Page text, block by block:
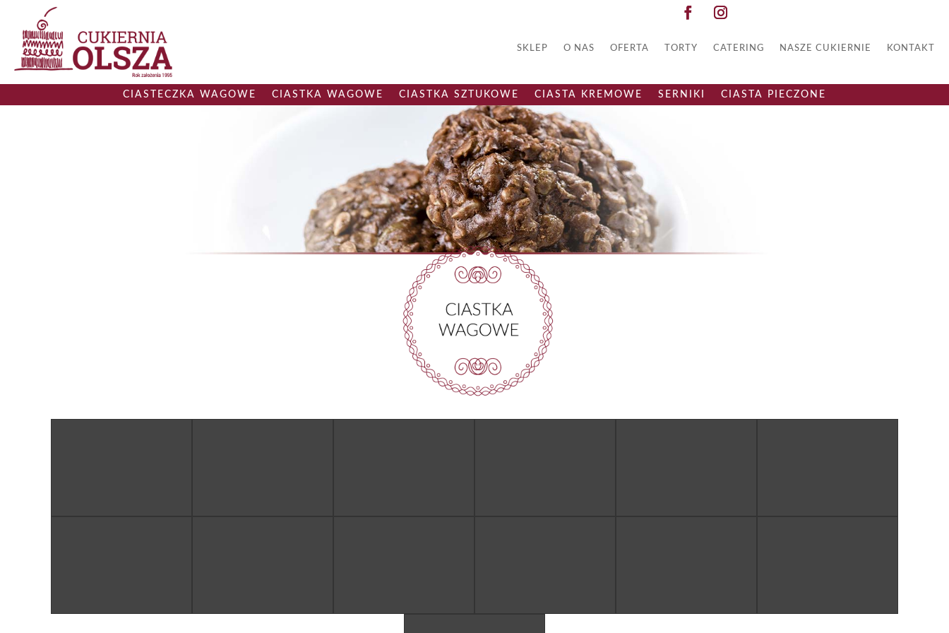
SKLEP O NAS OFERTA TORTY CATERING NASZE CUKIERNIE KONTAKT
CIASTECZKA WAGOWE CIASTKA WAGOWE CIASTKA SZTUKOWE CIASTA KREMOWE SERNIKI CIASTA PIECZONE